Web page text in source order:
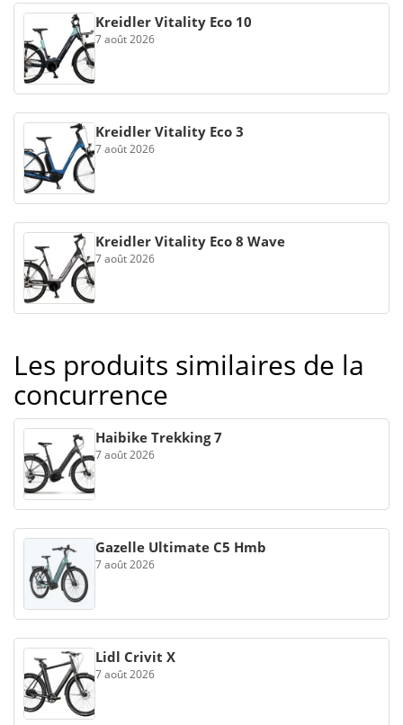
Kreidler Vitality Eco 10
7 août 2026
Kreidler Vitality Eco 3
7 août 2026
Kreidler Vitality Eco 8 Wave
7 août 2026
Les produits similaires de la
concurrence
Haibike Trekking 7
7 août 2026
Gazelle Ultimate C5 Hmb
7 août 2026
Lidl Crivit X
7 août 2026